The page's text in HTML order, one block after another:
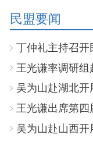
民盟要闻
丁仲礼主持召开
王光谦率调研组
吴为山赴湖北开
王光谦出席第四
吴为山赴山西开